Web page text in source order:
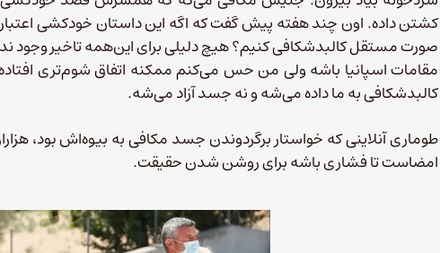
کشتن داده. اون چند هفته پیش گفت که اگه این داستان خودکشی
صورت مستقل کالبدشکافی کنیم؟ هیچ دلیلی برای این‌همه تاخیر وجود
مقامات اسپانیا باشه ولی من حس می‌کنم ممکنه اتفاق شوم‌تری
کالبدشکافی به ما داده می‌شه و نه جسد آزاد می‌شه.
طوماری آنلاینی که خواستار برگردوندن جسد مکافی به بیوه‌اش بود،
امضاست تا فشاری باشه برای روشن شدن حقیقت.